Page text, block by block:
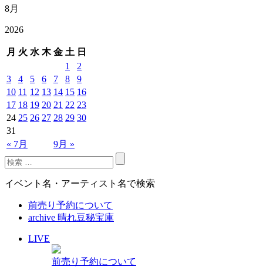
8月
2026
月 火 水 木 金 土 日
« 7月 9月 »
1
2
3
4 5 6 7 8
9
10 11 12 13 14 15 16
17 18 19 20 21 22 23
24 25 26 27 28 29 30
31
イベント名・アーティスト名で検索
前売り予約について
archive 晴れ豆秘宝庫
LIVE
前売り予約について